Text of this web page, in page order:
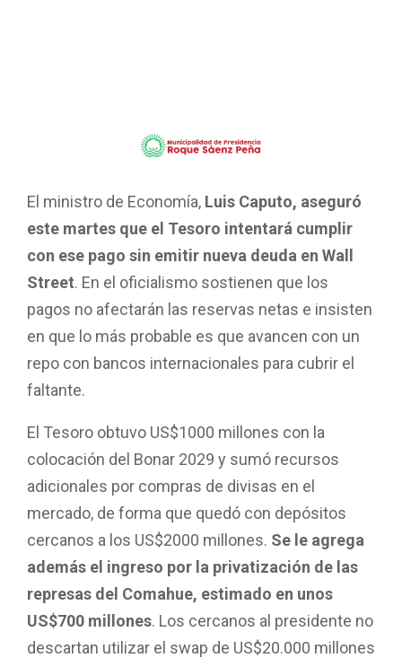
El ministro de Economía, Luis Caputo, aseguró
este martes que el Tesoro intentará cumplir
con ese pago sin emitir nueva deuda en Wall
Street. En el oficialismo sostienen que los
pagos no afectarán las reservas netas e insisten
en que lo más probable es que avancen con un
repo con bancos internacionales para cubrir el
faltante.
El Tesoro obtuvo US$1000 millones con la
colocación del Bonar 2029 y sumó recursos
adicionales por compras de divisas en el
mercado, de forma que quedó con depósitos
cercanos a los US$2000 millones. Se le agrega
además el ingreso por la privatización de las
represas del Comahue, estimado en unos
US$700 millones. Los cercanos al presidente no
descartan utilizar el swap de US$20.000 millones